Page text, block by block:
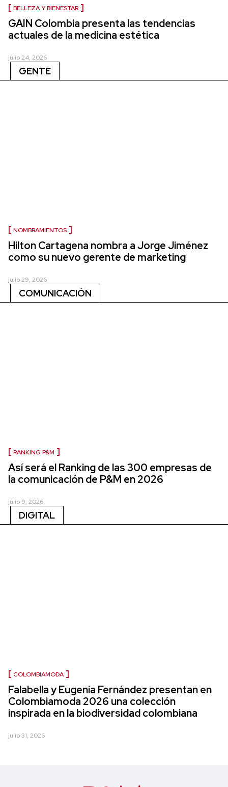
BELLEZA Y BIENESTAR
GAIN Colombia presenta las tendencias
actuales de la medicina estética
julio 24, 2026
GENTE
NOMBRAMIENTOS
Hilton Cartagena nombra a Jorge Jiménez
como su nuevo gerente de marketing
julio 29, 2026
COMUNICACIÓN
RANKING P&M
Así será el Ranking de las 300 empresas de
la comunicación de P&M en 2026
julio 9, 2026
DIGITAL
COLOMBIAMODA
Falabella y Eugenia Fernández presentan en
Colombiamoda 2026 una colección
inspirada en la biodiversidad colombiana
julio 31, 2026